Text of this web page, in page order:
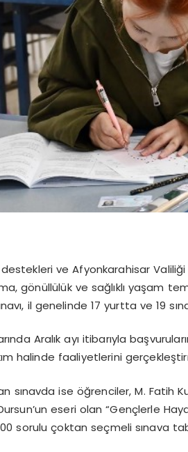
destekleri ve Afyonkarahisar
gönüllülük ve sağlıklı yaşam
il genelinde 17 yurtta ve 19
Aralık ayı itibarıyla
halinde faaliyetlerini
sınavda ise öğrenciler, M. Fatih
Dursun’un eseri olan “Gençlerle
sorulu çoktan seçmeli sınava